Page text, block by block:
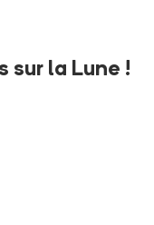
sur la Lune !